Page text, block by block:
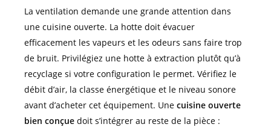
La ventilation demande une grande attention dans
une cuisine ouverte. La hotte doit évacuer
efficacement les vapeurs et les odeurs sans faire trop
de bruit. Privilégiez une hotte à extraction plutôt qu’à
recyclage si votre configuration le permet. Vérifiez le
débit d’air, la classe énergétique et le niveau sonore
avant d’acheter cet équipement. Une cuisine ouverte
bien conçue doit s’intégrer au reste de la pièce :